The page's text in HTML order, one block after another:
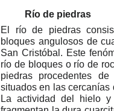
Río de piedras
El río de piedras
bloques angulosos de
San Cristóbal. Este
río de bloques o río de
piedras procedentes
situados en las
La actividad del hielo y